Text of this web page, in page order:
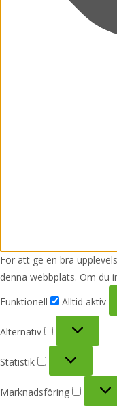
För att ge en bra
denna webbplats. Om du
Funktionell
Alltid aktiv
Alternativ
Alternativ
Statistik
Statistik
Marknadsföring